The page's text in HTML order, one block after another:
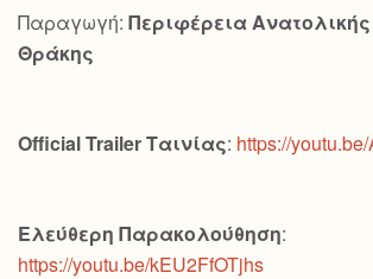
Παραγωγή: Περιφέρεια
Θράκης
OfficialTrailerΤαινίας: https://
Ελεύθερη Παρακολούθηση:
https://youtu.be/kEU2FfOTjhs